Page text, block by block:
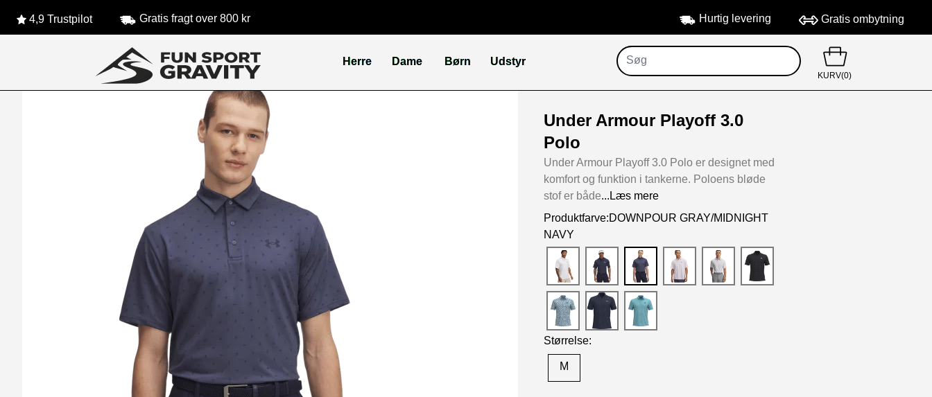
4,9 Trustpilot Gratis fragt over 800 kr Hurtig levering Gratis ombytning
Herre Dame Børn Udstyr
KURV(0)
Under Armour Playoff 3.0
Polo
Under Armour Playoff 3.0 Polo er designet med
komfort og funktion i tankerne. Poloens bløde
stof er både...Læs mere
Produktfarve:DOWNPOUR GRAY/MIDNIGHT
NAVY
Størrelse:
M